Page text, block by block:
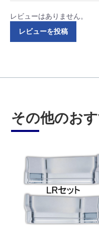
レビューはありません。
レビューを投稿
その他のお